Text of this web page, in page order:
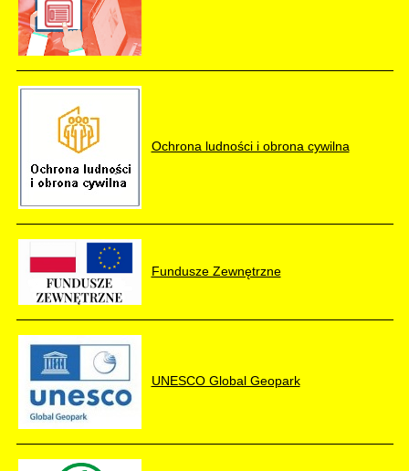
Ochrona ludności i obrona cywilna
Fundusze Zewnętrzne
UNESCO Global Geopark